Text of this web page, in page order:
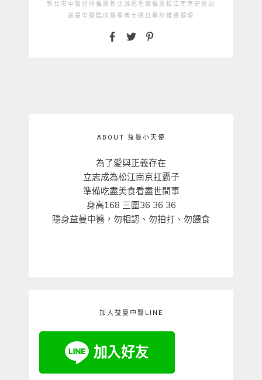
新北市中醫診所推薦 新北減肥埋線推薦 松江南京捷運站
益曼中醫 臨床醫學博士週日看診體質調理
ABOUT 益曼小天使
為了愛與正義存在
立志成為松江南京扛霸子
準備吃盡美食看盡世間事
身高168 三圍36 36 36
隱身益曼中醫，勿相認、勿拍打、勿餵食
加入益曼中醫LINE